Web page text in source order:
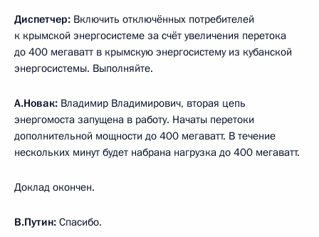
Диспетчер: Включить отключённых потребителей
к крымской энергосистеме за счёт увеличения перетока
до 400 мегаватт в крымскую энергосистему из кубанской
энергосистемы. Выполняйте.
А.Новак: Владимир Владимирович, вторая цепь
энергомоста запущена в работу. Начаты перетоки
дополнительной мощности до 400 мегаватт. В течение
нескольких минут будет набрана нагрузка до 400 мегаватт.
Доклад окончен.
В.Путин: Спасибо.